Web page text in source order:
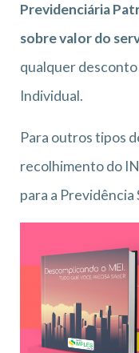
Previdenciária
sobre valor do
qualquer
Individual.
Para outros tipos
recolhimento do
para a Previdência